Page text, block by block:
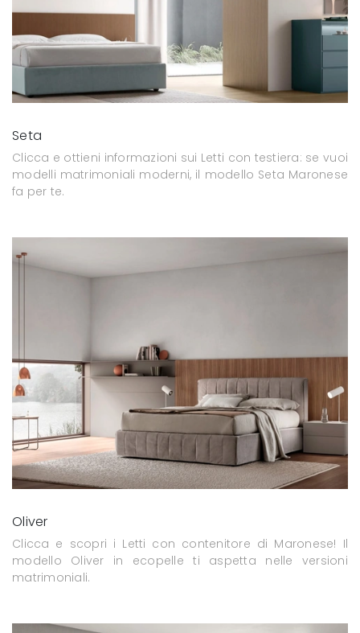
Seta
Clicca e ottieni informazioni sui Letti con testiera: se vuoi
modelli matrimoniali moderni, il modello Seta Maronese
fa per te.
Oliver
Clicca e scopri i Letti con contenitore di Maronese! Il
modello Oliver in ecopelle ti aspetta nelle versioni
matrimoniali.